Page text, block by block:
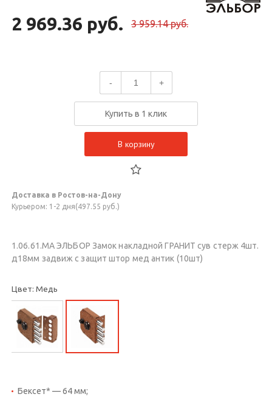
2 969.36 руб. 3 959.14 руб.
- +
Купить в 1 клик
В корзину
Доставка в Ростов-на-Дону
Курьером: 1-2 дня(497.55 руб.)
1.06.61.МА ЭЛЬБОР Замок накладной ГРАНИТ сув стерж 4шт.
д18мм задвиж с защит штор мед антик (10шт)
Цвет: Медь
Бексет* — 64 мм;